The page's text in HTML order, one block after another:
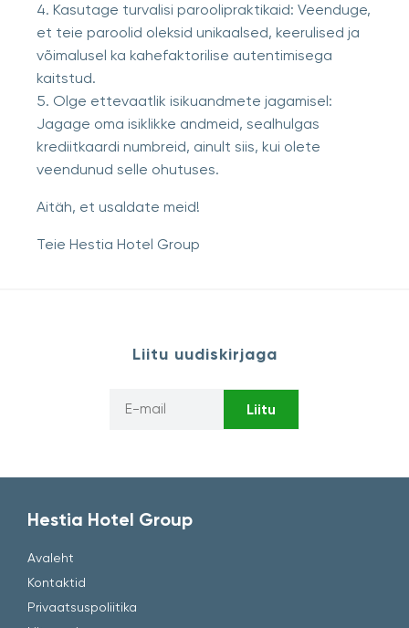
4. Kasutage turvalisi paroolipraktikaid: Veenduge,
et teie paroolid oleksid unikaalsed, keerulised ja
võimalusel ka kahefaktorilise autentimisega
kaitstud.
5. Olge ettevaatlik isikuandmete jagamisel:
Jagage oma isiklikke andmeid, sealhulgas
krediitkaardi numbreid, ainult siis, kui olete
veendunud selle ohutuses.
Aitäh, et usaldate meid!
Teie Hestia Hotel Group
Liitu uudiskirjaga
Liitu
Hestia Hotel Group
Avaleht
Kontaktid
Privaatsuspoliitika